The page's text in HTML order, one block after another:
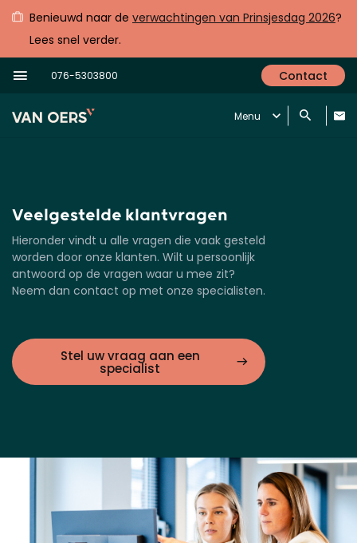
Benieuwd naar de verwachtingen van Prinsjesdag 2026?
Lees snel verder.
076-5303800 Contact
Menu
Veelgestelde klantvragen
Hieronder vindt u alle vragen die vaak gesteld
worden door onze klanten. Wilt u persoonlijk
antwoord op de vragen waar u mee zit?
Neem dan contact op met onze specialisten.
Stel uw vraag aan een
specialist